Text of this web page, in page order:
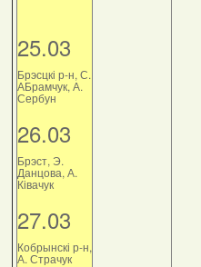
25.03
Брэсцкі р-н, С.
АБрамчук, А.
Сербун
26.03
Брэст, Э.
Данцова, А.
Ківачук
27.03
Кобрынскі р-н,
А. Страчук